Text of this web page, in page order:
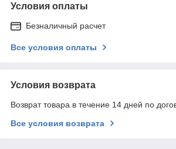
Условия оплаты
Безналичный расчет
Все условия оплаты
Условия возврата
Возврат товара в течение 14 дней по
Все условия возврата